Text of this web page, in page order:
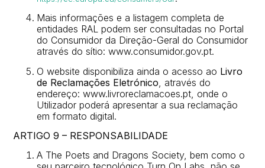
Mais informações e a listagem completa de
entidades RAL podem ser consultadas no Portal
do Consumidor da Direção-Geral do Consumidor
através do sítio: www.consumidor.gov.pt.
O website disponibiliza ainda o acesso ao Livro
de Reclamações Eletrónico , através do
endereço: www.livroreclamacoes.pt, onde o
Utilizador poderá apresentar a sua reclamação
em formato digital.
ARTIGO 9 – RESPONSABILIDADE
A The Poets and Dragons Society, bem como o